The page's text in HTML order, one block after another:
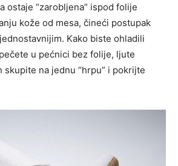
ostaje “zarobljena” ispod folije
kože od mesa, čineći postupak
Kako biste ohladili
u pećnici bez folije, ljute
skupite na jednu “hrpu” i pokrijte